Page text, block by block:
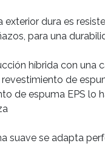
exterior dura es
para una
híbrida con una
revestimiento de
de espuma EPS lo
suave se adapta